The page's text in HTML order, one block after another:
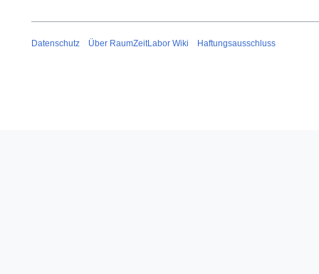
Datenschutz Über RaumZeitLabor Wiki Haftungsausschluss